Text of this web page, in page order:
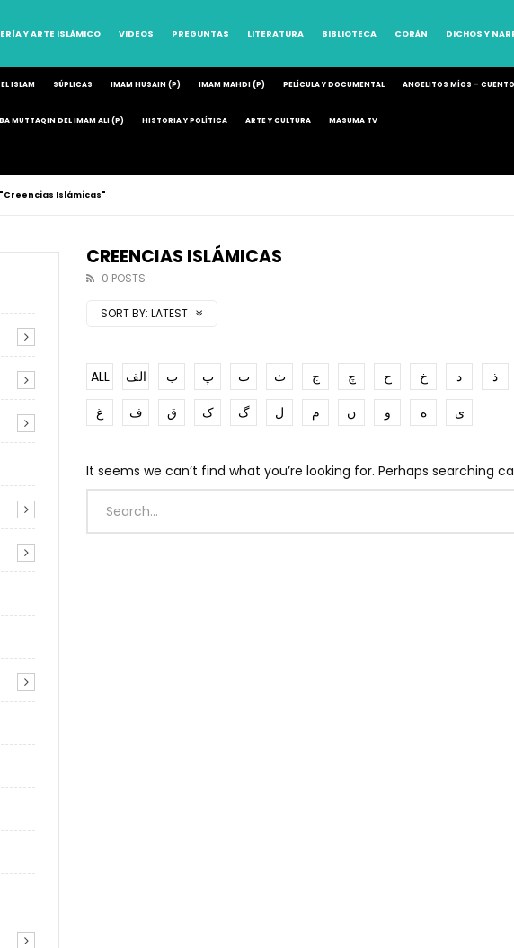
Y ARTE ISLÁMICO VIDEOS PREGUNTAS LITERATURA BIBLIOTECA CORÁN DICHOS Y
ISLAM SÚPLICAS IMAM HUSAIN (P) IMAM MAHDI (P) PELÍCULA Y DOCUMENTAL ANGELITOS MÍOS –
MUTTAQIN DEL IMAM ALI (P) HISTORIA Y POLÍTICA ARTE Y CULTURA MASUMA TV
Islámicas"
CREENCIAS ISLÁMICAS
0 POSTS
SORT BY: LATEST
ALL الف ب پ ت ث ج چ ح خ د ذ
غ
ف ق ک گ ل م ن و ه ی
It seems we can’t find what you’re looking for. Perhaps searching